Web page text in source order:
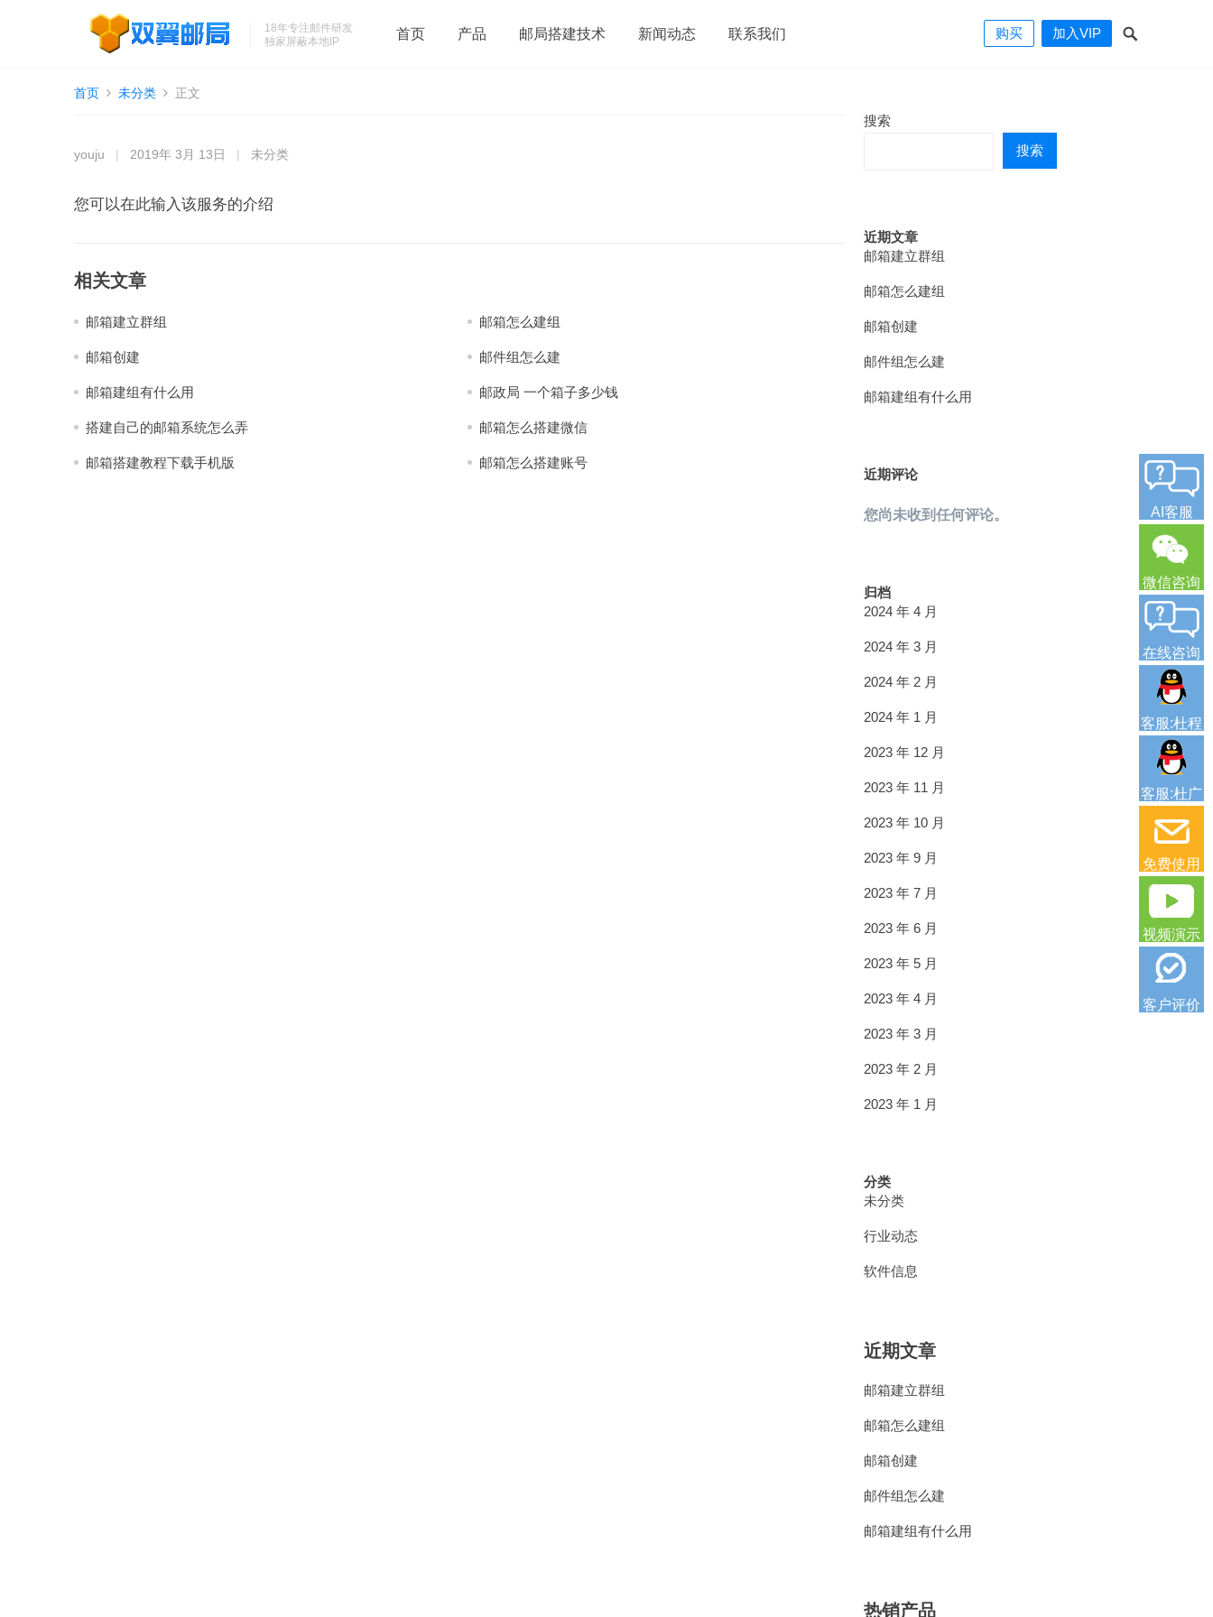
18年专注邮件研发
独家屏蔽本地IP
首页 产品 邮局搭建技术 新闻动态 联系我们 购买 加入VIP
首页 未分类 正文
youju 2019年 3月 13日 未分类
您可以在此输入该服务的介绍
相关文章
邮箱建立群组 邮箱怎么建组
邮箱创建 邮件组怎么建
邮箱建组有什么用 邮政局 一个箱子多少钱
搭建自己的邮箱系统怎么弄 邮箱怎么搭建微信
邮箱搭建教程下载手机版 邮箱怎么搭建账号
搜索
搜索
近期文章
邮箱建立群组
邮箱怎么建组
邮箱创建
邮件组怎么建
邮箱建组有什么用
近期评论
您尚未收到任何评论。
归档
2024 年 4 月
2024 年 3 月
2024 年 2 月
2024 年 1 月
2023 年 12 月
2023 年 11 月
2023 年 10 月
2023 年 9 月
2023 年 7 月
2023 年 6 月
2023 年 5 月
2023 年 4 月
2023 年 3 月
2023 年 2 月
2023 年 1 月
分类
未分类
行业动态
软件信息
近期文章
邮箱建立群组
邮箱怎么建组
邮箱创建
邮件组怎么建
邮箱建组有什么用
热销产品
AI客服
微信咨询
在线咨询
客服:杜程
客服:杜广
免费使用
视频演示
客户评价